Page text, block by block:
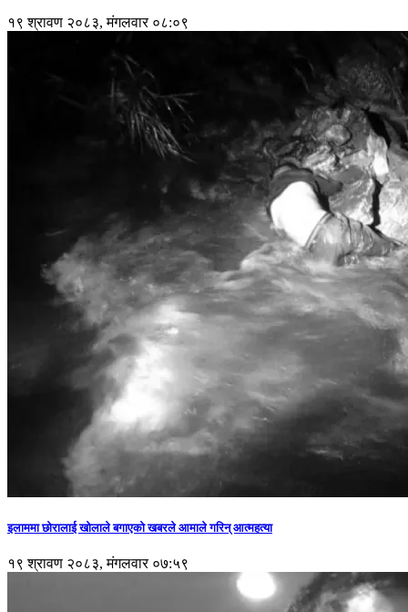
१९ श्रावण २०८३, मंगलवार ०८:०९
इलाममा छोरालाई खोलाले बगाएकाे खबरले आमाले गरिन् आत्महत्या
१९ श्रावण २०८३, मंगलवार ०७:५९